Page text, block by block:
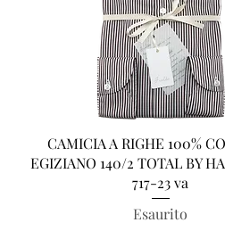
Vista rapida
CAMICIA A RIGHE 100%
EGIZIANO 140/2 TOTAL BY
717-23 va
Esaurito